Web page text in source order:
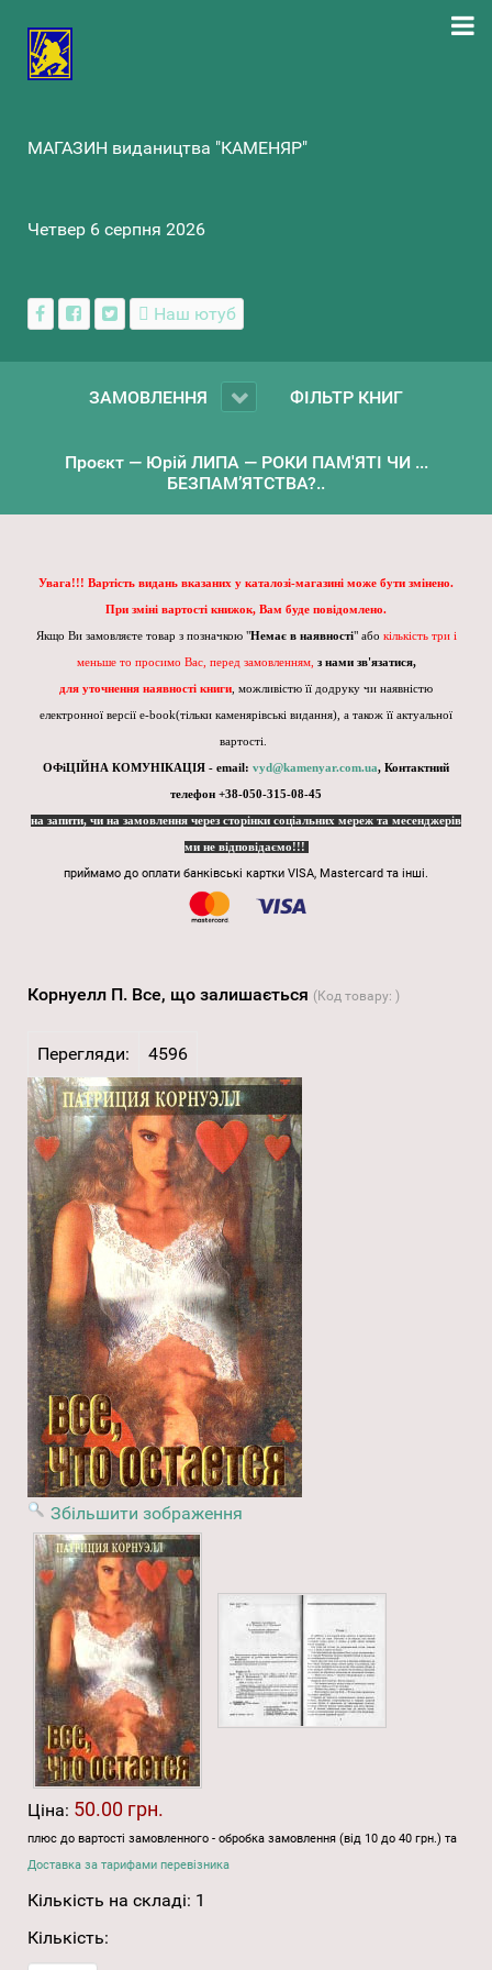
МАГАЗИН видаництва "КАМЕНЯР"
Четвер 6 серпня 2026
Наш ютуб
ЗАМОВЛЕННЯ ФІЛЬТР КНИГ
Проєкт — Юрій ЛИПА — РОКИ ПАМ'ЯТІ ЧИ ...
БЕЗПАМ’ЯТСТВА?..
Увага!!! Вартість видань вказаних у каталозі-магазині може бути змінено.
При зміні вартості книжок, Вам буде повідомлено.
Якщо Ви замовляєте товар з позначкою "Немає в наявності" або кількість три і
меньше то просимо Вас, перед замовленням, з нами зв'язатися,
для уточнення наявності книги , можливістю її додруку чи наявністю
електронної версії e-book(тільки каменярівські видання), а також її актуальної
вартості.
ОФіЦІЙНА КОМУНІКАЦІЯ - email: vyd@kamenyar.com.ua, Контактний
телефон +38-050-315-08-45
на запити, чи на замовлення через сторінки соціальних мереж та месенджерів
ми не відповідаємо!!!
приймамо до оплати банківські картки VISA, Mastercard та інші.
Корнуелл П. Все, що залишається (Код товару: )
Перегляди: 4596
Збільшити зображення
Ціна: 50.00 грн.
плюс до вартості замовленного - обробка замовлення (від 10 до 40 грн.) та
Доставка за тарифами перевізника
Кількість на складі: 1
Кількість: